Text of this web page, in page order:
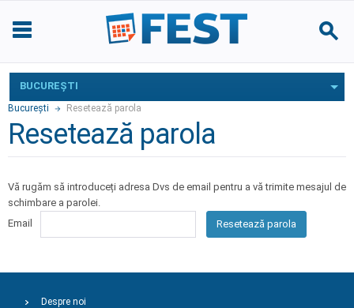
BUCUREŞTI
Bucureşti Resetează parola
Resetează parola
Vă rugăm să introduceți adresa Dvs de email pentru a vă trimite mesajul de
schimbare a parolei.
Email
Resetează parola
Despre noi